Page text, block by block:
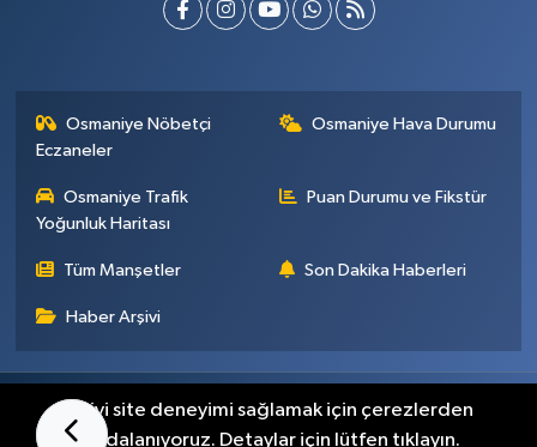
Osmaniye Nöbetçi
Eczaneler
Osmaniye Hava Durumu
Osmaniye Trafik
Yoğunluk Haritası
Puan Durumu ve Fikstür
Tüm Manşetler Son Dakika Haberleri
Haber Arşivi
Künye İletişim Gizlilik Sözleşmesi
En iyi site deneyimi sağlamak için çerezlerden
faydalanıyoruz. Detaylar için lütfen tıklayın.